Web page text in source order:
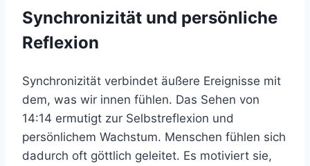
Synchronizität und persönliche
Reflexion
Synchronizität verbindet äußere Ereignisse mit
dem, was wir innen fühlen. Das Sehen von
14:14 ermutigt zur Selbstreflexion und
persönlichem Wachstum. Menschen fühlen sich
dadurch oft göttlich geleitet. Es motiviert sie,